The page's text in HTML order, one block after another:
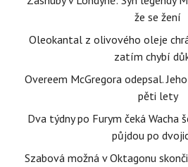
že se žení
Oleokantal z olivového oleje
zatím chybí
Overeem McGregora odepsal.
pěti lety
Dva týdny po Furym čeká Wacha
půjdou po
Szabová možná v Oktagonu